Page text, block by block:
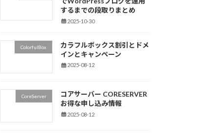
するまでの段取りまとめ
2025-10-30
ColorfulBox
カラフルボックス割引とドメ
インとキャンペーン
2025-08-12
CoreServer
コアサーバー CORESERVER
お得な申し込み情報
2025-08-12